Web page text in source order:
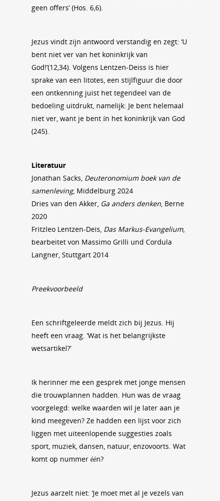
geen offers’ (Hos. 6,6).
Jezus vindt zijn antwoord verstandig en zegt: ‘U
bent niet ver van het koninkrijk van
God!’(12,34). Volgens Lentzen-Deiss is hier
sprake van een litotes, een stijlfiguur die door
een ontkenning juist het tegendeel van de
bedoeling uitdrukt, namelijk: Je bent helemaal
niet ver, want je bent ín het koninkrijk van God
(245).
Literatuur
Jonathan Sacks, Deuteronomium boek van de
samenleving, Middelburg 2024
Dries van den Akker, Ga anders denken, Berne
2020
Fritzleo Lentzen-Deis, Das Markus-Evangelium,
bearbeitet von Massimo Grilli und Cordula
Langner, Stuttgart 2014
Preekvoorbeeld
Een schriftgeleerde meldt zich bij Jezus. Hij
heeft een vraag. ‘Wat is het belangrijkste
wetsartikel?’
Ik herinner me een gesprek met jonge mensen
die trouwplannen hadden. Hun was de vraag
voorgelegd: welke waarden wil je later aan je
kind meegeven? Ze hadden een lijst voor zich
liggen met uiteenlopende suggesties zoals
sport, muziek, dansen, natuur, enzovoorts. Wat
komt op nummer één?
Jezus aarzelt niet: ‘Je moet met al je vezels van